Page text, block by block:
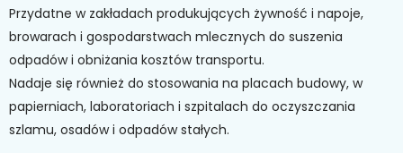
Przydatne w zakładach produkujących żywność i napoje,
browarach i gospodarstwach mlecznych do suszenia
odpadów i obniżania kosztów transportu.
Nadaje się również do stosowania na placach budowy, w
papierniach, laboratoriach i szpitalach do oczyszczania
szlamu, osadów i odpadów stałych.